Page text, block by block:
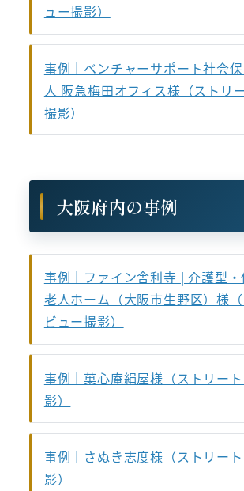
ュー撮影）
事例｜ベンチャーサポート社会
人 阪急梅田オフィス様（ストリ
撮影）
大阪府内の事例
事例｜ファイン舎利寺 | 介護型
老人ホーム（大阪市生野区）様
ビュー撮影）
事例｜菓心庵絹屋様（ストリー
影）
事例｜さぬき志度様（ストリー
影）